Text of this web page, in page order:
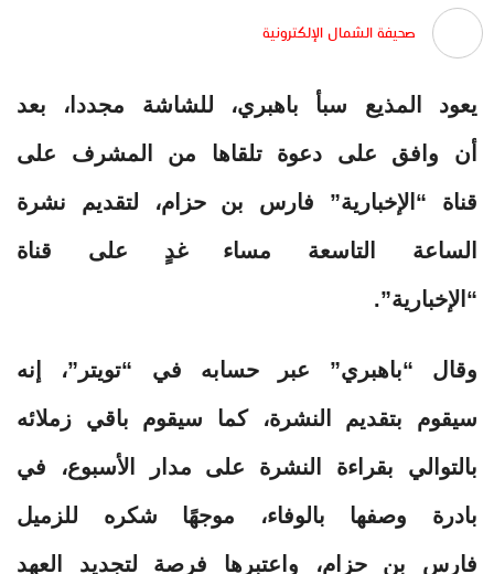
صحيفة الشمال الإلكترونية
يعود المذيع سبأ باهبري، للشاشة مجددا، بعد
أن وافق على دعوة تلقاها من المشرف على
قناة “الإخبارية” فارس بن حزام، لتقديم نشرة
الساعة التاسعة مساء غدٍ على قناة
“الإخبارية”.
وقال “باهبري” عبر حسابه في “تويتر”، إنه
سيقوم بتقديم النشرة، كما سيقوم باقي زملائه
بالتوالي بقراءة النشرة على مدار الأسبوع، في
بادرة وصفها بالوفاء، موجهًا شكره للزميل
فارس بن حزام، واعتبرها فرصة لتجديد العهد